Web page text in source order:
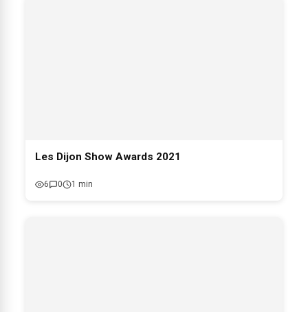
Les Dijon Show Awards 2021
6 0 1 min